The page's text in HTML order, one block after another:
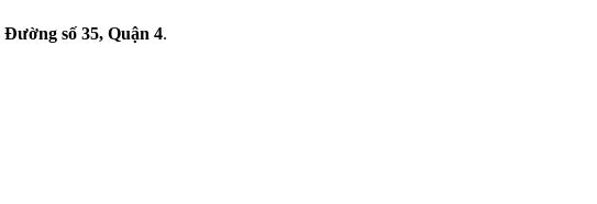
Đường số 35, Quận 4.